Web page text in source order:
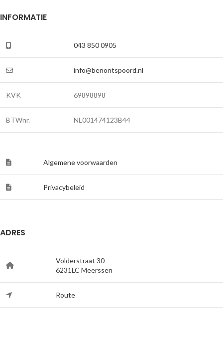
INFORMATIE
043 850 0905
info@benontspoord.nl
KVK 69898898
BTWnr. NL001474123B44
Algemene voorwaarden
Privacybeleid
ADRES
Volderstraat 30
6231LC Meerssen
Route